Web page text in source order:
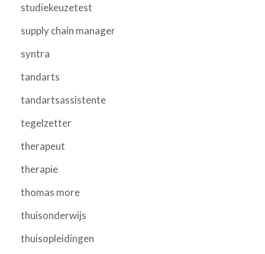
studiekeuzetest
supply chain manager
syntra
tandarts
tandartsassistente
tegelzetter
therapeut
therapie
thomas more
thuisonderwijs
thuisopleidingen